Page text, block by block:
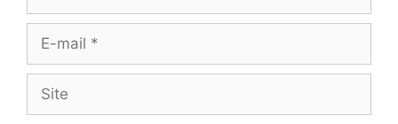
mail